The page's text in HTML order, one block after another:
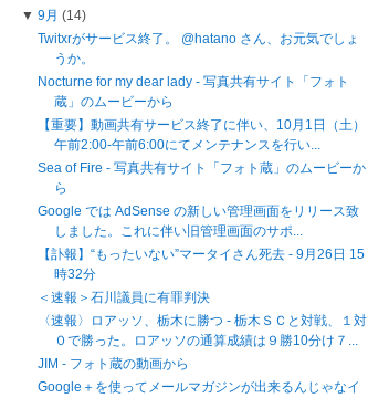
▼ 9月 (14)
Twitxrがサービス終了。 @hatano さん、お元気でしょ
うか。
Nocturne for my dear lady - 写真共有サイト「フォト
蔵」のムービーから
【重要】動画共有サービス終了に伴い、10月1日（土）
午前2:00-午前6:00にてメンテナンスを行い...
Sea of Fire - 写真共有サイト「フォト蔵」のムービーか
ら
Google では AdSense の新しい管理画面をリリース致
しました。これに伴い旧管理画面のサポ...
【訃報】“もったいない”マータイさん死去 - 9月26日 15
時32分
＜速報＞石川議員に有罪判決
〈速報〉ロアッソ、栃木に勝つ - 栃木ＳＣと対戦、１対
０で勝った。ロアッソの通算成績は９勝10分け７...
JIM - フォト蔵の動画から
Google＋を使ってメールマガジンが出来るんじゃなイ